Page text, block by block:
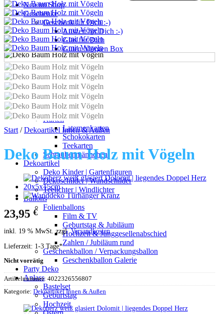
Neu im Shop
Geschenke
Geschenk für Dich :-)
Auszeit für Dich :-)
Glas für Dich
Guten Morgen Box
Ein Licht für Dich :-)
Süßes für Dich :-) Mix
Tasche für Dich
Zollstock für Dich
Bücher Ecke
Gutscheinbücher
Wanderbücher
Karten
Laternenkarten
Schokokarten
Teekarten
Schraubenmännchen
Dekoartikel
Deko Kinder | Gartenfiguren
Dekoschilder | Wandschilder
Teelichter | Windlichter
Ballons
Folienballons
Film & TV
Geburtstag & Jubiläum
Hochzeit & Junggesellenabschied
Zahlen / Jubiläum rund
Geschenkballon / Verpackungsballon
Geschenkballon Galerie
Party Deko
Anlass
Bastelset
Geburtstag
Hochzeit
Start / Dekoartikel Innen & Außen
Deko Baum Holz mit Vögeln
23,95 €
inkl. 19 % MwSt. zzgl.Versandkosten
Lieferzeit: 1-3 Tage*
Nicht vorrätig
Artikelnummer: 4022326556807
Kategorie: Dekoartikel Innen & Außen